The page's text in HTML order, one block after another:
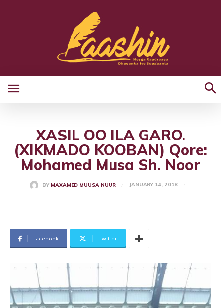
XASIL OO ILA GARO.
(XIKMADO KOOBAN) Qore:
Mohamed Musa Sh. Noor
BY MAXAMED MUUSA NUUR JANUARY 14, 2018
Facebook Twitter